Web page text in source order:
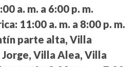
a. m. a 6:00 p. m.
11:00 a. m. a 8:00 p. m.
parte alta, Villa
Jorge, Villa Alea, Villa